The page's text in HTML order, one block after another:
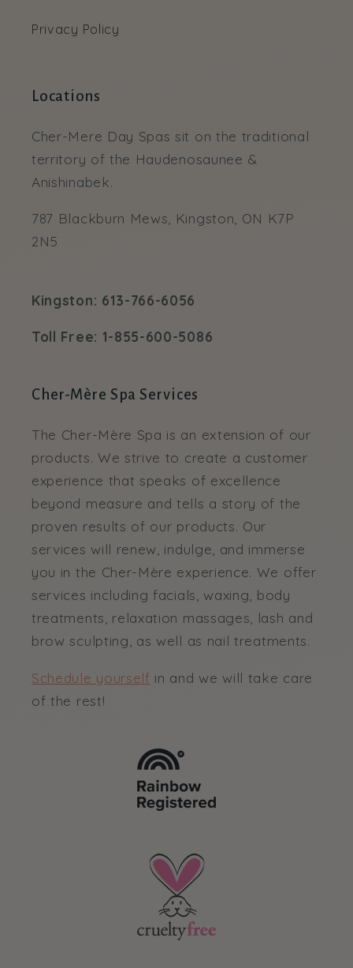
Privacy Policy
Locations
Cher-Mere Day Spas sit on the traditional
territory of the Haudenosaunee &
Anishinabek.
787 Blackburn Mews, Kingston, ON K7P
2N5
Kingston: 613-766-6056
Toll Free: 1-855-600-5086
Cher-Mère Spa Services
The Cher-Mère Spa is an extension of our
products. We strive to create a customer
experience that speaks of excellence
beyond measure and tells a story of the
proven results of our products. Our
services will renew, indulge, and immerse
you in the Cher-Mère experience. We offer
services including facials, waxing, body
treatments, relaxation massages, lash and
brow sculpting, as well as nail treatments.
Schedule yourself in and we will take care
of the rest!